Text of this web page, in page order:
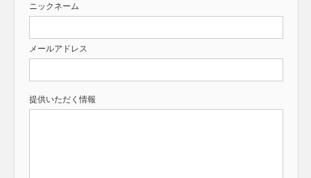
ニックネーム
メールアドレス
提供いただく情報